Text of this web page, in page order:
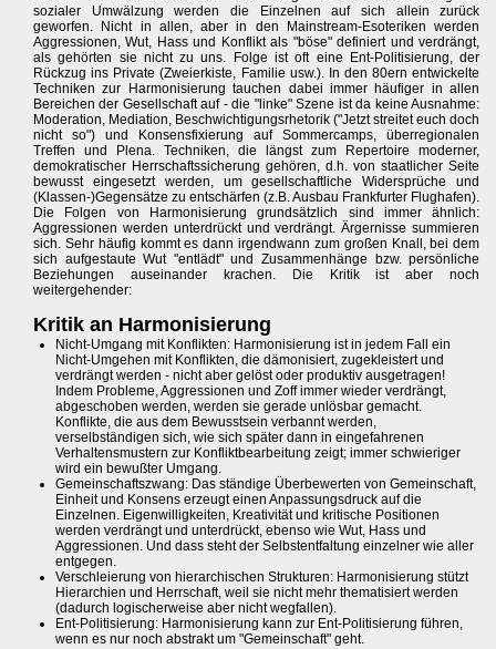
sozialer Umwälzung werden die Einzelnen auf sich allein zurück
geworfen. Nicht in allen, aber in den Mainstream-Esoteriken werden
Aggressionen, Wut, Hass und Konflikt als "böse" definiert und verdrängt,
als gehörten sie nicht zu uns. Folge ist oft eine Ent-Politisierung, der
Rückzug ins Private (Zweierkiste, Familie usw.). In den 80ern entwickelte
Techniken zur Harmonisierung tauchen dabei immer häufiger in allen
Bereichen der Gesellschaft auf - die "linke" Szene ist da keine Ausnahme:
Moderation, Mediation, Beschwichtigungsrhetorik ("Jetzt streitet euch doch
nicht so") und Konsensfixierung auf Sommercamps, überregionalen
Treffen und Plena. Techniken, die längst zum Repertoire moderner,
demokratischer Herrschaftssicherung gehören, d.h. von staatlicher Seite
bewusst eingesetzt werden, um gesellschaftliche Widersprüche und
(Klassen-)Gegensätze zu entschärfen (z.B. Ausbau Frankfurter Flughafen).
Die Folgen von Harmonisierung grundsätzlich sind immer ähnlich:
Aggressionen werden unterdrückt und verdrängt. Ärgernisse summieren
sich. Sehr häufig kommt es dann irgendwann zum großen Knall, bei dem
sich aufgestaute Wut "entlädt" und Zusammenhänge bzw. persönliche
Beziehungen auseinander krachen. Die Kritik ist aber noch
weitergehender:
Kritik an Harmonisierung
Nicht-Umgang mit Konflikten: Harmonisierung ist in jedem Fall ein
Nicht-Umgehen mit Konflikten, die dämonisiert, zugekleistert und
verdrängt werden - nicht aber gelöst oder produktiv ausgetragen!
Indem Probleme, Aggressionen und Zoff immer wieder verdrängt,
abgeschoben werden, werden sie gerade unlösbar gemacht.
Konflikte, die aus dem Bewusstsein verbannt werden,
verselbständigen sich, wie sich später dann in eingefahrenen
Verhaltensmustern zur Konfliktbearbeitung zeigt; immer schwieriger
wird ein bewußter Umgang.
Gemeinschaftszwang: Das ständige Überbewerten von Gemeinschaft,
Einheit und Konsens erzeugt einen Anpassungsdruck auf die
Einzelnen. Eigenwilligkeiten, Kreativität und kritische Positionen
werden verdrängt und unterdrückt, ebenso wie Wut, Hass und
Aggressionen. Und dass steht der Selbstentfaltung einzelner wie aller
entgegen.
Verschleierung von hierarchischen Strukturen: Harmonisierung stützt
Hierarchien und Herrschaft, weil sie nicht mehr thematisiert werden
(dadurch logischerweise aber nicht wegfallen).
Ent-Politisierung: Harmonisierung kann zur Ent-Politisierung führen,
wenn es nur noch abstrakt um "Gemeinschaft" geht.